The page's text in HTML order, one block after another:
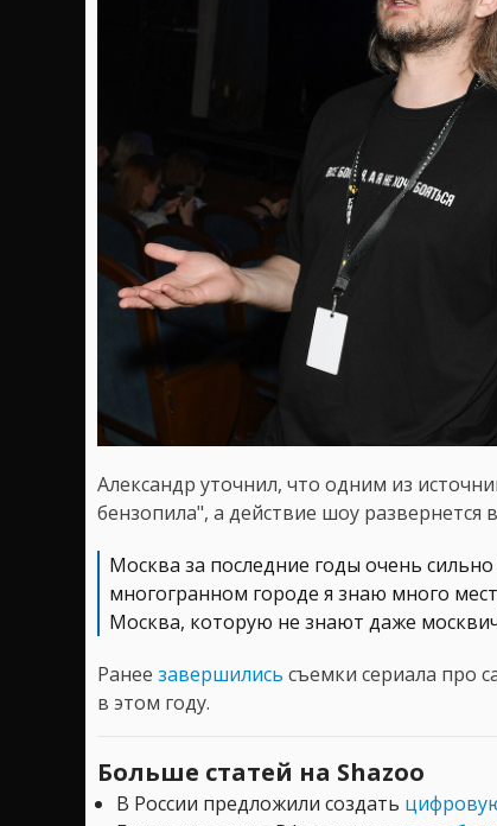
Александр уточнил, что одним из
бензопила", а действие шоу
Москва за последние годы очень
многогранном городе я знаю много
Москва, которую не знают даже
Ранее завершились съемки сериала про
в этом году.
Больше статей на Shazoo
В России предложили создать